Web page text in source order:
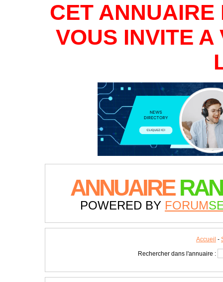
CET
VOUS INVITE A
ANNUAIRE
POWERED BY FORUM
Accueil -
Rechercher dans l'annuaire :